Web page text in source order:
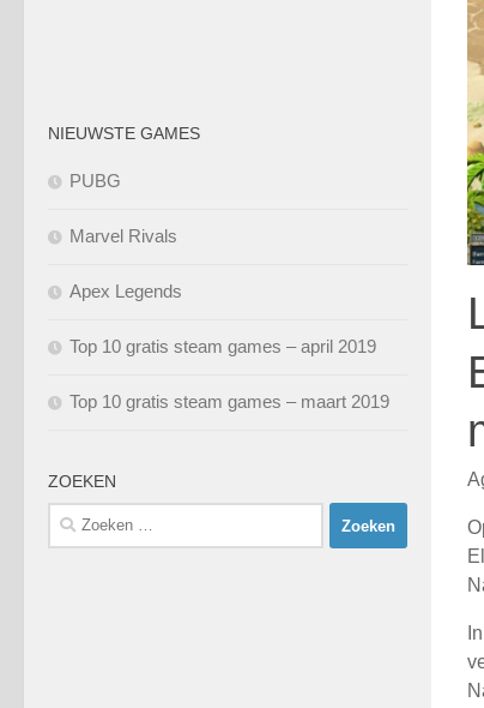
NIEUWSTE GAMES
PUBG
Marvel Rivals
Apex Legends
Top 10 gratis steam games – april 2019
Top 10 gratis steam games – maart 2019
ZOEKEN
Zoeken
naar: